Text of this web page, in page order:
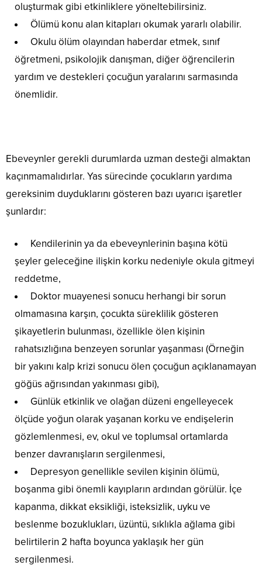
oluşturmak gibi etkinliklere yöneltebilirsiniz.
Ölümü konu alan kitapları okumak yararlı olabilir.
Okulu ölüm olayından haberdar etmek, sınıf
öğretmeni, psikolojik danışman, diğer öğrencilerin
yardım ve destekleri çocuğun yaralarını sarmasında
önemlidir.
Ebeveynler gerekli durumlarda uzman desteği almaktan
kaçınmamalıdırlar. Yas sürecinde çocukların yardıma
gereksinim duyduklarını gösteren bazı uyarıcı işaretler
şunlardır:
Kendilerinin ya da ebeveynlerinin başına kötü
şeyler geleceğine ilişkin korku nedeniyle okula gitmeyi
reddetme,
Doktor muayenesi sonucu herhangi bir sorun
olmamasına karşın, çocukta süreklilik gösteren
şikayetlerin bulunması, özellikle ölen kişinin
rahatsızlığına benzeyen sorunlar yaşanması (Örneğin
bir yakını kalp krizi sonucu ölen çocuğun açıklanamayan
göğüs ağrısından yakınması gibi),
Günlük etkinlik ve olağan düzeni engelleyecek
ölçüde yoğun olarak yaşanan korku ve endişelerin
gözlemlenmesi, ev, okul ve toplumsal ortamlarda
benzer davranışların sergilenmesi,
Depresyon genellikle sevilen kişinin ölümü,
boşanma gibi önemli kayıpların ardından görülür. İçe
kapanma, dikkat eksikliği, isteksizlik, uyku ve
beslenme bozuklukları, üzüntü, sıklıkla ağlama gibi
belirtilerin 2 hafta boyunca yaklaşık her gün
sergilenmesi.